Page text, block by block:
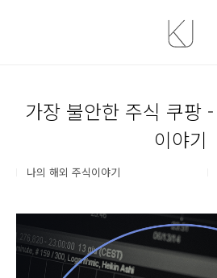
가장 불안한 주식 쿠팡
이야기
나의 해외 주식이야기